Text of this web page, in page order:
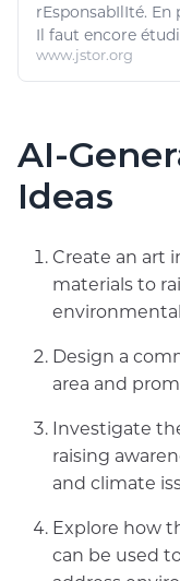
rEsponsabIlIté. En
Il faut encore
www.jstor.org
AI-
Ideas
Create an art
materials to
Design a
area and
Investigate
raising
and climate
Explore how
can be used